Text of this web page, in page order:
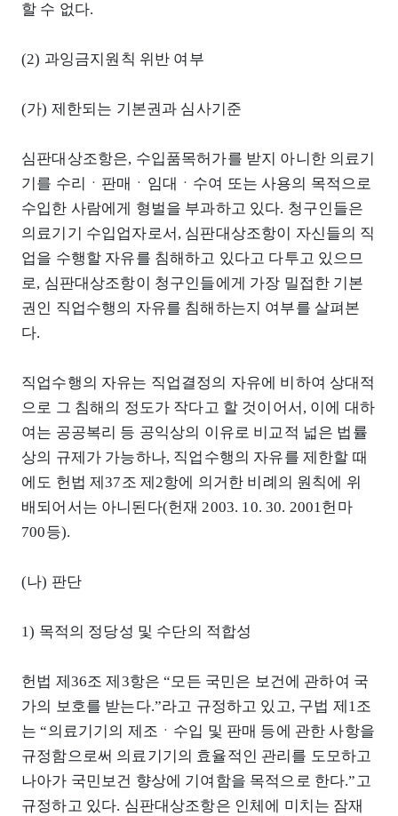
할 수 없다.
(2) 과잉금지원칙 위반 여부
(가) 제한되는 기본권과 심사기준
심판대상조항은, 수입품목허가를 받지 아니한 의료기
기를 수리ㆍ판매ㆍ임대ㆍ수여 또는 사용의 목적으로
수입한 사람에게 형벌을 부과하고 있다. 청구인들은
의료기기 수입업자로서, 심판대상조항이 자신들의 직
업을 수행할 자유를 침해하고 있다고 다투고 있으므
로, 심판대상조항이 청구인들에게 가장 밀접한 기본
권인 직업수행의 자유를 침해하는지 여부를 살펴본
다.
직업수행의 자유는 직업결정의 자유에 비하여 상대적
으로 그 침해의 정도가 작다고 할 것이어서, 이에 대하
여는 공공복리 등 공익상의 이유로 비교적 넓은 법률
상의 규제가 가능하나, 직업수행의 자유를 제한할 때
에도 헌법 제37조 제2항에 의거한 비례의 원칙에 위
배되어서는 아니된다(헌재 2003. 10. 30. 2001헌마
700등).
(나) 판단
1) 목적의 정당성 및 수단의 적합성
헌법 제36조 제3항은 “모든 국민은 보건에 관하여 국
가의 보호를 받는다.”라고 규정하고 있고, 구법 제1조
는 “의료기기의 제조ㆍ수입 및 판매 등에 관한 사항을
규정함으로써 의료기기의 효율적인 관리를 도모하고
나아가 국민보건 향상에 기여함을 목적으로 한다.”고
규정하고 있다. 심판대상조항은 인체에 미치는 잠재